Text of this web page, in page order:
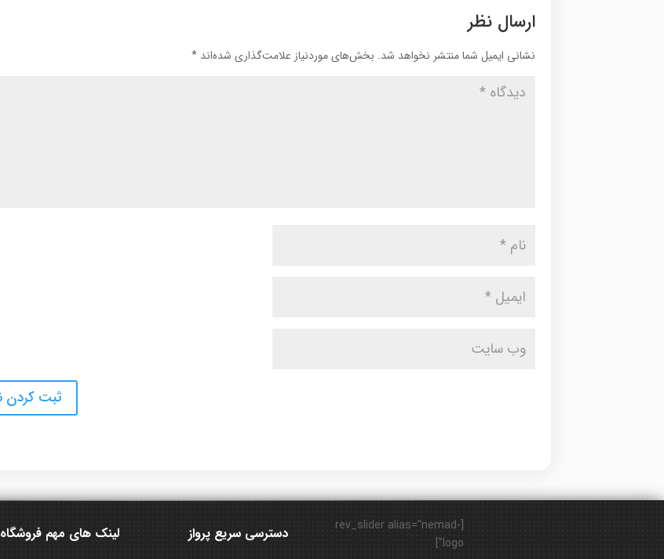
ارسال نظر
نشانی ایمیل شما منتشر نخواهد شد. بخش‌های موردنیاز علامت‌گذاری شده‌اند*
لینک های مهم فروشگاه دسترسی سریع پرواز
[rev_slider alias="nemad-
logo"]